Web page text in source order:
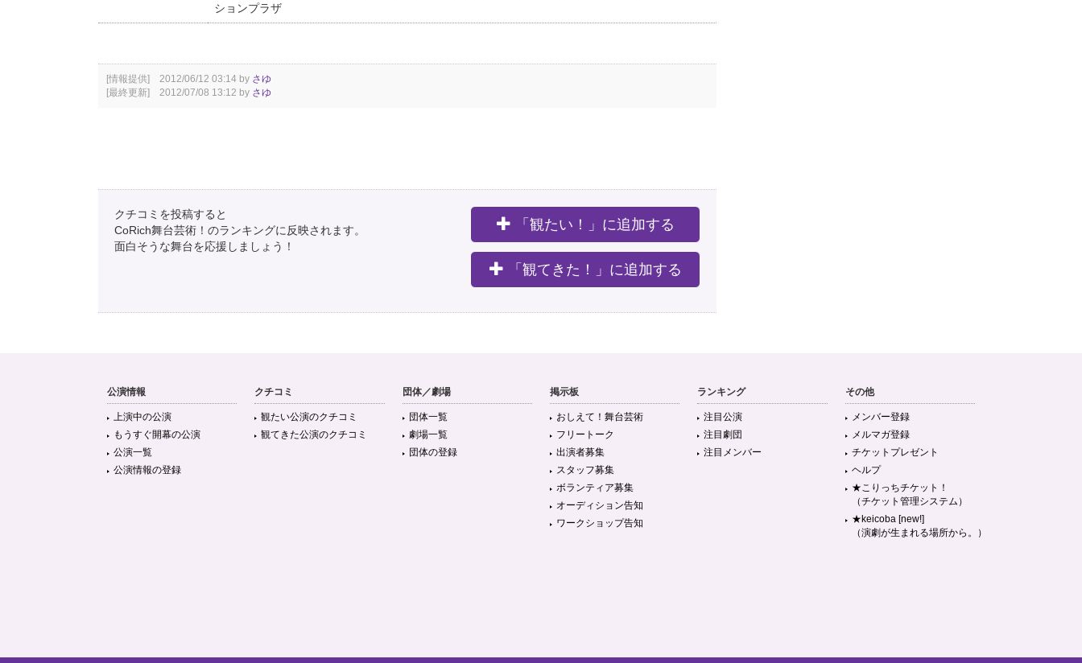
ションプラザ
[情報提供] 2012/06/12 03:14 by さゆ
[最終更新] 2012/07/08 13:12 by さゆ
クチコミを投稿すると
CoRich舞台芸術！のランキングに反映されます。
面白そうな舞台を応援しましょう！
「観たい！」に追加する
「観てきた！」に追加する
公演情報
上演中の公演
もうすぐ開幕の公演
公演一覧
公演情報の登録
クチコミ
観たい公演のクチコミ
観てきた公演のクチコミ
団体／劇場
団体一覧
劇場一覧
団体の登録
掲示板
おしえて！舞台芸術
フリートーク
出演者募集
スタッフ募集
ボランティア募集
オーディション告知
ワークショップ告知
ランキング
注目公演
注目劇団
注目メンバー
その他
メンバー登録
メルマガ登録
チケットプレゼント
ヘルプ
★こりっちチケット！
（チケット管理システム）
★keicoba [new!]
（演劇が生まれる場所から。）